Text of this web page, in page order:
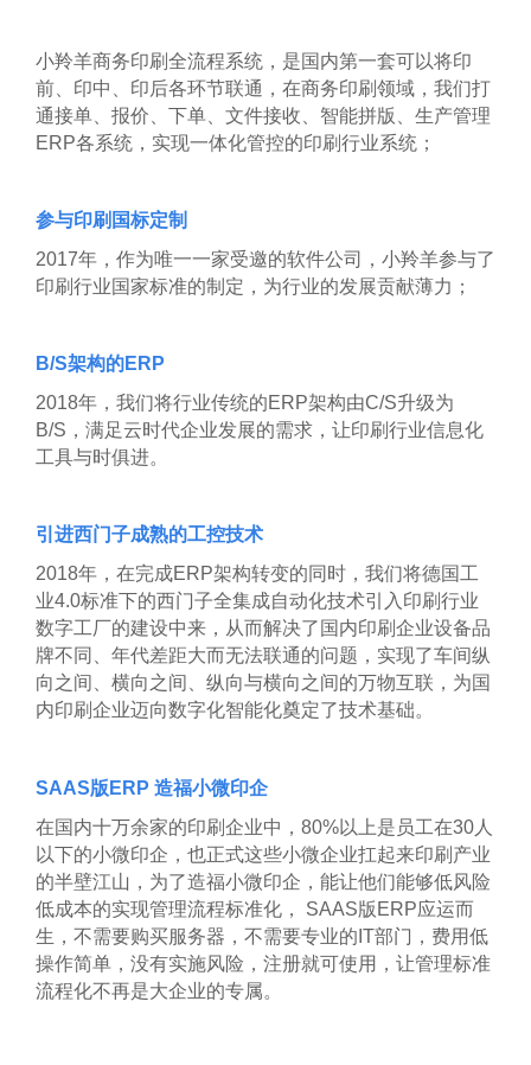
小羚羊商务印刷全流程系统，是国内第一套可以将印
前、印中、印后各环节联通，在商务印刷领域，我们打
通接单、报价、下单、文件接收、智能拼版、生产管理
ERP各系统，实现一体化管控的印刷行业系统；
参与印刷国标定制
2017年，作为唯一一家受邀的软件公司，小羚羊参与了
印刷行业国家标准的制定，为行业的发展贡献薄力；
B/S架构的ERP
2018年，我们将行业传统的ERP架构由C/S升级为
B/S，满足云时代企业发展的需求，让印刷行业信息化
工具与时俱进。
引进西门子成熟的工控技术
2018年，在完成ERP架构转变的同时，我们将德国工
业4.0标准下的西门子全集成自动化技术引入印刷行业
数字工厂的建设中来，从而解决了国内印刷企业设备品
牌不同、年代差距大而无法联通的问题，实现了车间纵
向之间、横向之间、纵向与横向之间的万物互联，为国
内印刷企业迈向数字化智能化奠定了技术基础。
SAAS版ERP 造福小微印企
在国内十万余家的印刷企业中，80%以上是员工在30人
以下的小微印企，也正式这些小微企业扛起来印刷产业
的半壁江山，为了造福小微印企，能让他们能够低风险
低成本的实现管理流程标准化， SAAS版ERP应运而
生，不需要购买服务器，不需要专业的IT部门，费用低
操作简单，没有实施风险，注册就可使用，让管理标准
流程化不再是大企业的专属。